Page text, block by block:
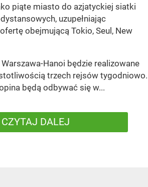
piąte miasto do azjatyckiej siatki
uzupełniając
obejmującą Tokio, Seul, New
Hanoi będzie realizowane
trzech rejsów tygodniowo.
będą odbywać się w...
CZYTAJ DALEJ